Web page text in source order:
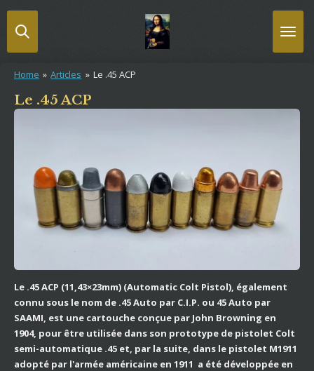
Passer
au
Home » Articles » Le .45 ACP
Le .45 ACP
Le .45 ACP (11,43×23mm) (Automatic Colt Pistol), également
connu sous le nom de .45 Auto par C.I.P. ou 45 Auto par
SAAMI, est une cartouche conçue par John Browning en
1904, pour être utilisée dans son prototype de pistolet Colt
semi-automatique .45 et, par la suite, dans le pistolet M1911
adopté par l'armée américaine en 1911 a été développée en